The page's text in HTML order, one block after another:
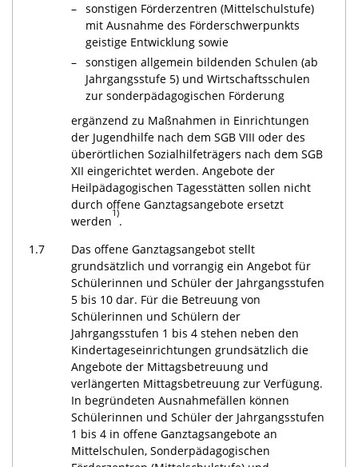
– sonstigen Förderzentren (Mittelschulstufe)
mit Ausnahme des Förderschwerpunkts
geistige Entwicklung sowie
– sonstigen allgemein bildenden Schulen (ab
Jahrgangsstufe 5) und Wirtschaftsschulen
zur sonderpädagogischen Förderung
ergänzend zu Maßnahmen in Einrichtungen
der Jugendhilfe nach dem SGB VIII oder des
überörtlichen Sozialhilfeträgers nach dem SGB
XII eingerichtet werden. Angebote der
Heilpädagogischen Tagesstätten sollen nicht
durch offene Ganztagsangebote ersetzt
werden
1)
.
1.7
Das offene Ganztagsangebot stellt
grundsätzlich und vorrangig ein Angebot für
Schülerinnen und Schüler der Jahrgangsstufen
5 bis 10 dar. Für die Betreuung von
Schülerinnen und Schülern der
Jahrgangsstufen 1 bis 4 stehen neben den
Kindertageseinrichtungen grundsätzlich die
Angebote der Mittagsbetreuung und
verlängerten Mittagsbetreuung zur Verfügung.
In begründeten Ausnahmefällen können
Schülerinnen und Schüler der Jahrgangsstufen
1 bis 4 in offene Ganztagsangebote an
Mittelschulen, Sonderpädagogischen